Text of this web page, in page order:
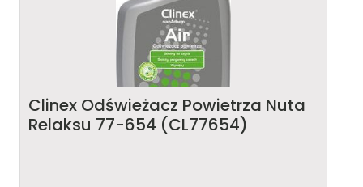
Clinex Odświeżacz Powietrza Nuta
Relaksu 77-654 (CL77654)